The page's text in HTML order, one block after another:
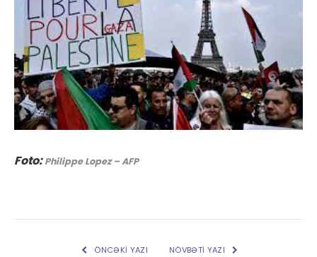
Foto:Philippe Lopez – AFP
ÖNCƏKI YAZI NÖVBƏTI YAZI